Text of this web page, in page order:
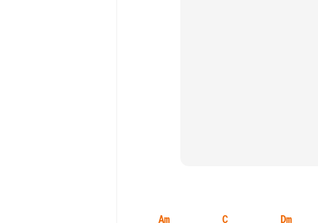
Am C Dm